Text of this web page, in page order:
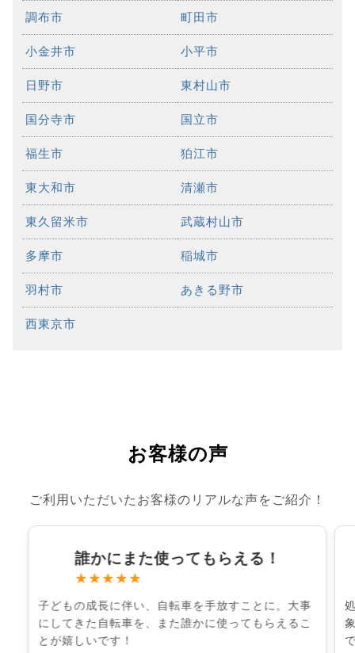
調布市 町田市
小金井市 小平市
日野市 東村山市
国分寺市 国立市
福生市 狛江市
東大和市 清瀬市
東久留米市 武蔵村山市
多摩市 稲城市
羽村市 あきる野市
西東京市
お客様の声
ご利用いただいたお客様のリアルな声をご紹介！
誰かにまた使ってもらえる！
★★★★★
子どもの成長に伴い、自転車を手放すことに。大事
にしてきた自転車を、また誰かに使ってもらえるこ
とが嬉しいです！